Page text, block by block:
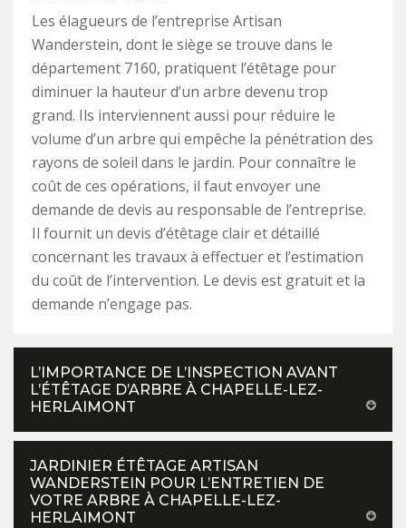
Les élagueurs de l’entreprise Artisan
Wanderstein, dont le siège se trouve dans le
département 7160, pratiquent l’étêtage pour
diminuer la hauteur d’un arbre devenu trop
grand. Ils interviennent aussi pour réduire le
volume d’un arbre qui empêche la pénétration des
rayons de soleil dans le jardin. Pour connaître le
coût de ces opérations, il faut envoyer une
demande de devis au responsable de l’entreprise.
Il fournit un devis d’étêtage clair et détaillé
concernant les travaux à effectuer et l’estimation
du coût de l’intervention. Le devis est gratuit et la
demande n’engage pas.
L’IMPORTANCE DE L’INSPECTION AVANT
L’ÉTÊTAGE D’ARBRE À CHAPELLE-LEZ-
HERLAIMONT
JARDINIER ÉTÊTAGE ARTISAN
WANDERSTEIN POUR L’ENTRETIEN DE
VOTRE ARBRE À CHAPELLE-LEZ-
HERLAIMONT